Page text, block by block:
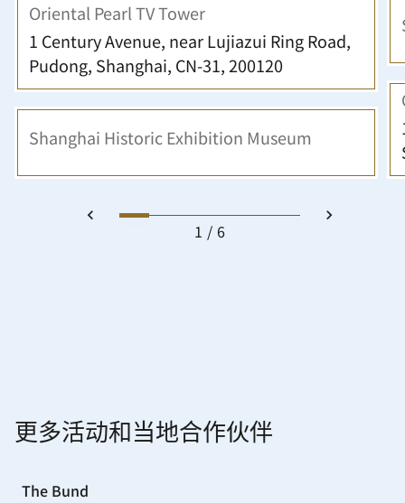
Oriental Pearl TV Tower
1 Century Avenue, near Lujiazui Ring Road,
Pudong, Shanghai, CN-31, 200120
Shanghai Historic Exhibition Museum
1 6
更多活动和当地合作伙伴
The Bund